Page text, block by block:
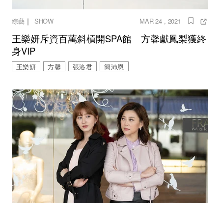
綜藝｜ SHOW MAR 24 , 2021
王樂妍斥資百萬斜槓開SPA館 方馨獻鳳梨獲終
身VIP
王樂妍 方馨 張洛君 簡沛恩